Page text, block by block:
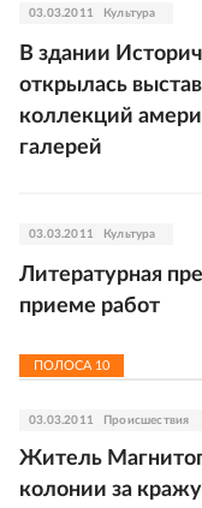
03.03.2011 Культура
В здании
открылась
коллекций
галерей
03.03.2011 Культура
Литературная
приеме работ
ПОЛОСА 10
03.03.2011 Происшествия
Житель
колонии за